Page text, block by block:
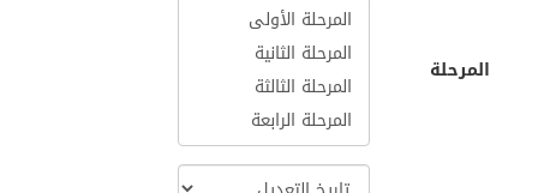
المرحلة